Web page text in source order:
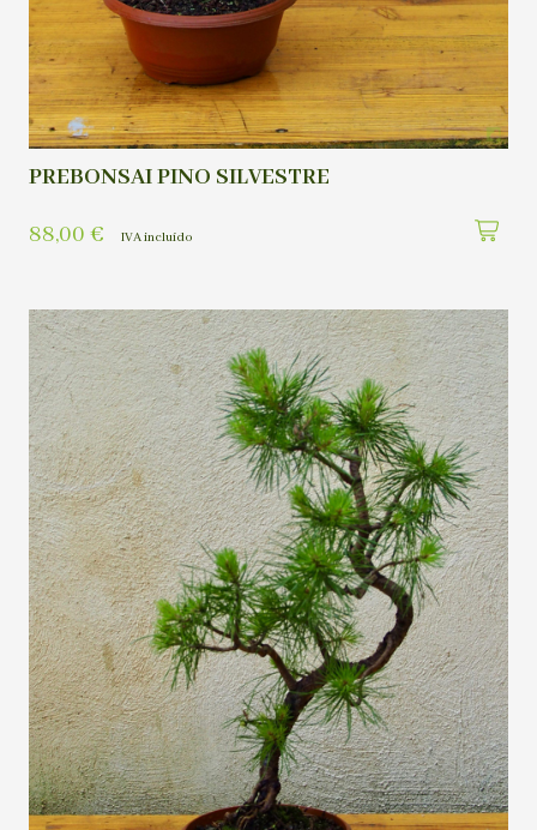
PREBONSAI PINO SILVESTRE
88,00 € IVA incluído